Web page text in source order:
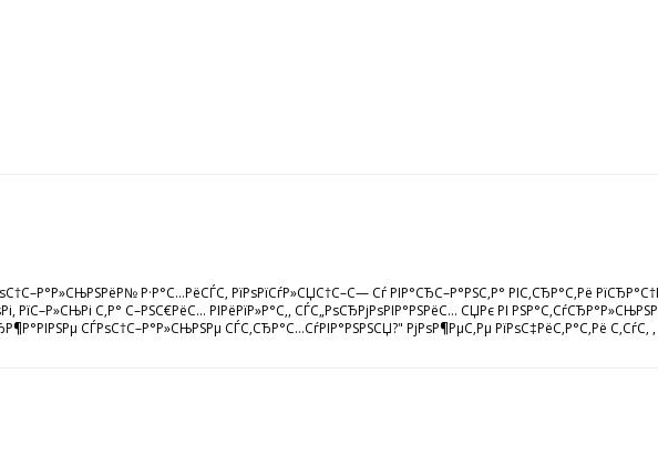
Р·Р°С…РёСЃС‚ РїРѕРїСѓР»СЏС†С–С— Сѓ РІР°СЂС–Р°РЅС‚Р° РІС‚СЂР°С‚Рё
С‚Р° С–РЅС€РёС… РІРёРїР»Р°С‚, СЃС„РѕСЂРјРѕРІР°РЅРёС… СЏРє РІ
СЃРѕС†С–Р°Р»СЊРЅРµ СЃС‚СЂР°С…СѓРІР°РЅРЅСЏ?" РјРѕР¶РµС‚Рµ РїРѕС‡РёС‚Р°С‚Рё С‚СѓС‚ ,